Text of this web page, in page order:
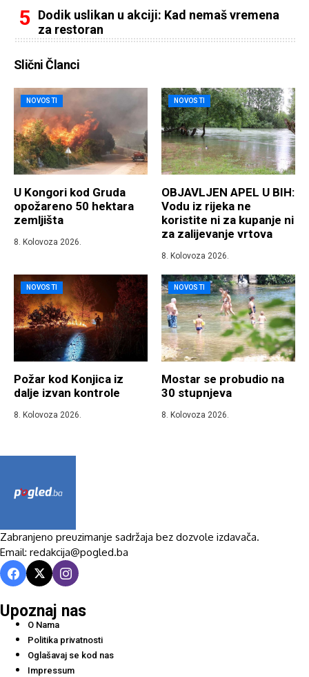
Dodik uslikan u akciji: Kad nemaš vremena
za restoran
Slični Članci
NOVOSTI
U Kongori kod Gruda
opožareno 50 hektara
zemljišta
8. Kolovoza 2026.
NOVOSTI
OBJAVLJEN APEL U BIH:
Vodu iz rijeka ne
koristite ni za kupanje ni
za zalijevanje vrtova
8. Kolovoza 2026.
NOVOSTI
Požar kod Konjica iz
dalje izvan kontrole
8. Kolovoza 2026.
NOVOSTI
Mostar se probudio na
30 stupnjeva
8. Kolovoza 2026.
Zabranjeno preuzimanje sadržaja bez dozvole izdavača.
Email: redakcija@pogled.ba
Upoznaj nas
O Nama
Politika privatnosti
Oglašavaj se kod nas
Impressum